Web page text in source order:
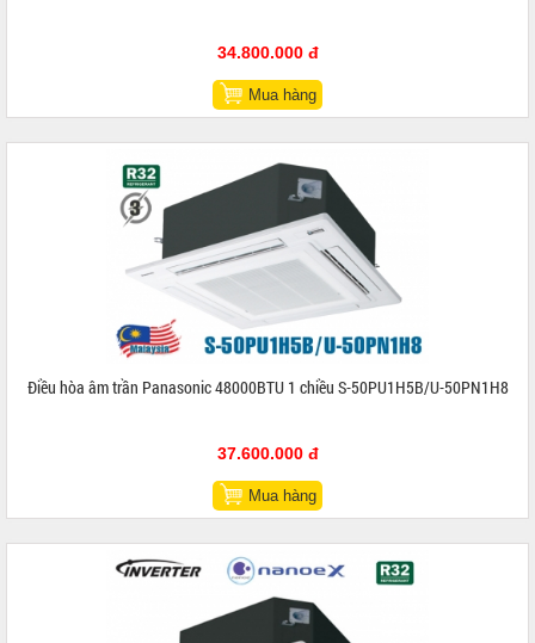
34.800.000 đ
Mua hàng
Điều hòa âm trần Panasonic 48000BTU 1 chiều S-50PU1H5B/U-50PN1H8
37.600.000 đ
Mua hàng